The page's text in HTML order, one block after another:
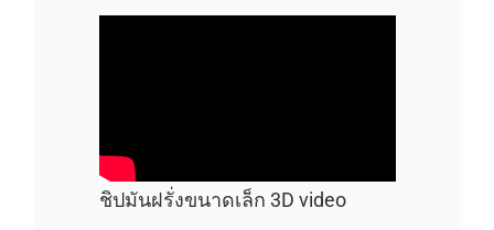
ชิปมันฝรั่งขนาดเล็ก 3D video